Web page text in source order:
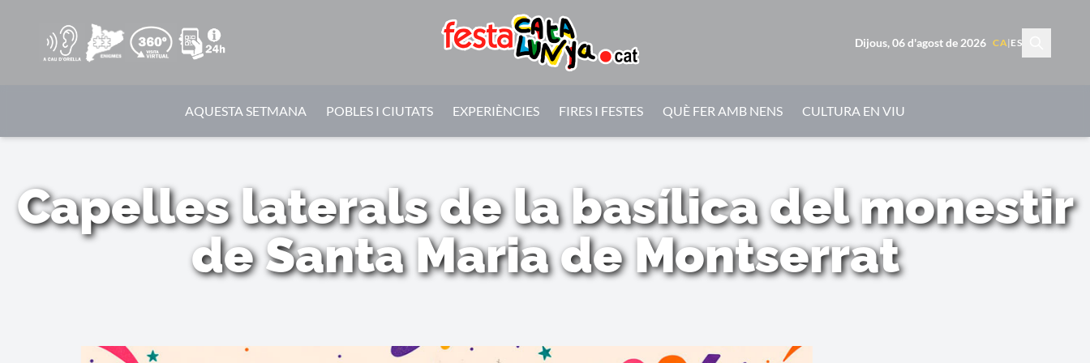
Dijous, 06 d'agost de 2026 CA| ES
AQUESTA SETMANA POBLES I CIUTATS EXPERIÈNCIES FIRES I FESTES QUÈ FER AMB NENS CULTURA EN VIU
Capelles laterals de la basílica del monestir
de Santa Maria de Montserrat